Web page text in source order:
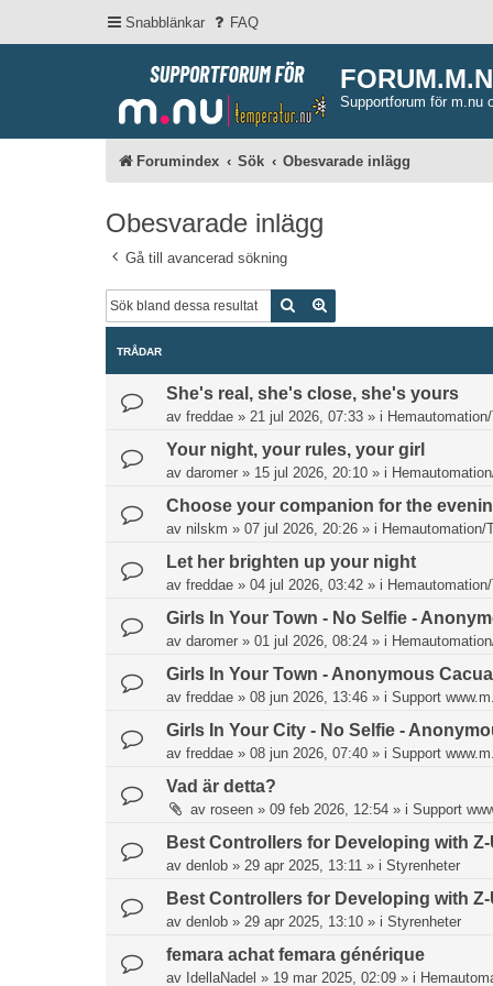
Snabblänkar FAQ
Supportforum för m.nu
Forumindex Sök Obesvarade inlägg
Obesvarade inlägg
Gå till avancerad sökning
Sök
TRÅDAR
She's real, she's close, she's yours
av freddae » 21 jul 2026, 07:33 » i
Your night, your rules, your girl
av daromer » 15 jul 2026, 20:10 » i
Choose your companion for the
av nilskm » 07 jul 2026, 20:26 » i Hemautomation/
Let her brighten up your night
av freddae » 04 jul 2026, 03:42 » i
Girls In Your Town - No Selfie -
av daromer » 01 jul 2026, 08:24 » i
Girls In Your Town - Anonymous
av freddae » 08 jun 2026, 13:46 » i Support
Girls In Your City - No Selfie -
av freddae » 08 jun 2026, 07:40 » i Support
Vad är detta?
av roseen » 09 feb 2026, 12:54 » i Support
Best Controllers for Developing with Z-
av denlob » 29 apr 2025, 13:11 » i Styrenheter
Best Controllers for Developing with Z-
av denlob » 29 apr 2025, 13:10 » i Styrenheter
femara achat femara générique
av IdellaNadel » 19 mar 2025, 02:09 » i